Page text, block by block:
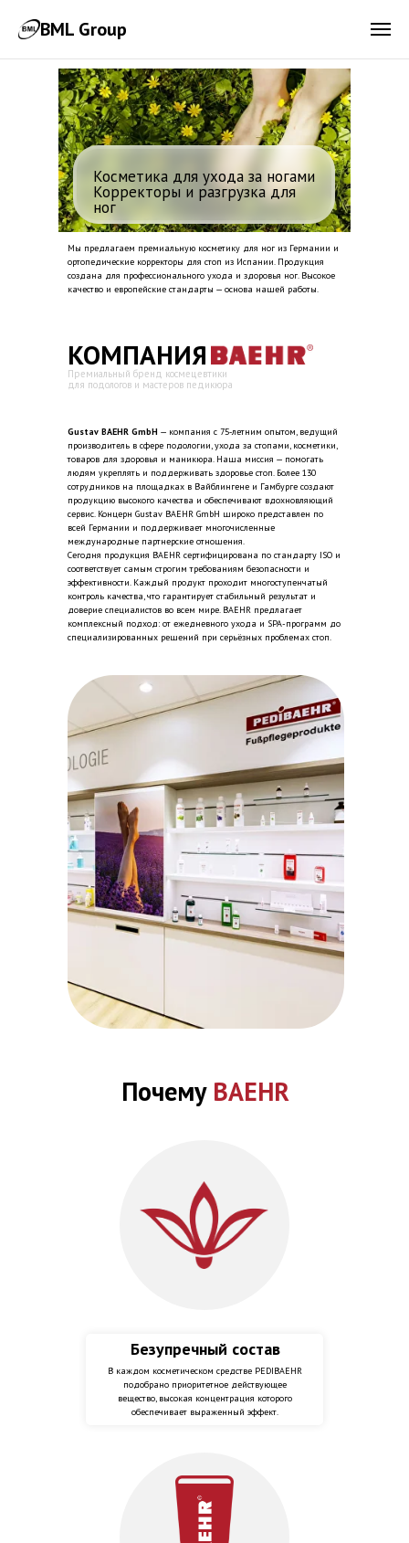
BML Group
Косметика для ухода за ногами
Корректоры и разгрузка для
ног
Мы предлагаем премиальную косметику для ног из Германии и
ортопедические корректоры для стоп из Испании. Продукция
создана для профессионального ухода и здоровья ног. Высокое
качество и европейские стандарты — основа нашей работы.
Gustav BAEHR GmbH — компания с 75‑летним опытом, ведущий
производитель в сфере подологии, ухода за стопами, косметики,
товаров для здоровья и маникюра. Наша миссия — помогать
людям укреплять и поддерживать здоровье стоп. Более 130
сотрудников на площадках в Вайблингене и Гамбурге создают
продукцию высокого качества и обеспечивают вдохновляющий
сервис. Концерн Gustav BAEHR GmbH широко представлен по
всей Германии и поддерживает многочисленные
международные партнерские отношения.
Сегодня продукция BAEHR сертифицирована по стандарту ISO и
соответствует самым строгим требованиям безопасности и
эффективности. Каждый продукт проходит многоступенчатый
контроль качества, что гарантирует стабильный результат и
доверие специалистов во всем мире. BAEHR предлагает
комплексный подход: от ежедневного ухода и SPA-программ до
специализированных решений при серьёзных проблемах стоп.
Премиальный бренд космецевтики
для подологов и мастеров педикюра
КОМПАНИЯ
ПочемуBAEHR
Безупречный состав
В каждом косметическом средстве PEDIBAEHR
подобрано приоритетное действующее
вещество, высокая концентрация которого
обеспечивает выраженный эффект.